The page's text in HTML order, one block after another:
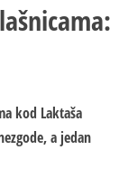
kod Laktaša
a jedan